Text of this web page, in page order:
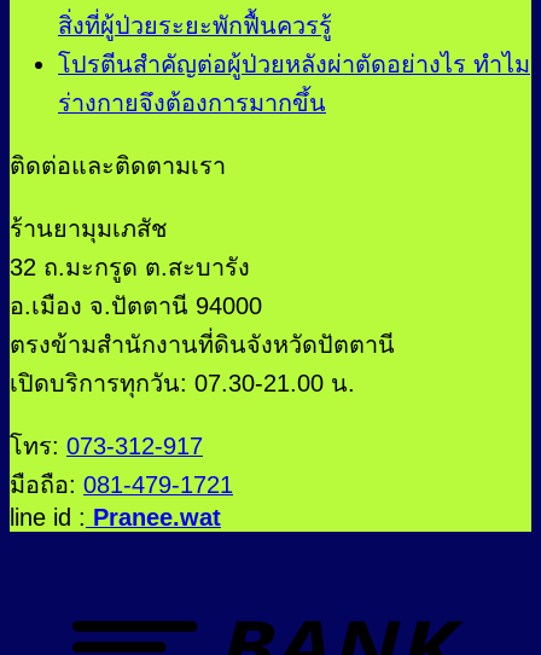
สิ่งที่ผู้ป่วยระยะพักฟื้นควรรู้
โปรตีนสำคัญต่อผู้ป่วยหลังผ่าตัดอย่างไร ทำไม
ร่างกายจึงต้องการมากขึ้น
ติดต่อและติดตามเรา
ร้านยามุมเภสัช
32 ถ.มะกรูด ต.สะบารัง
อ.เมือง จ.ปัตตานี 94000
ตรงข้ามสำนักงานที่ดินจังหวัดปัตตานี
เปิดบริการทุกวัน: 07.30-21.00 น.
โทร: 073-312-917
มือถือ: 081-479-1721
line id : Pranee.wat